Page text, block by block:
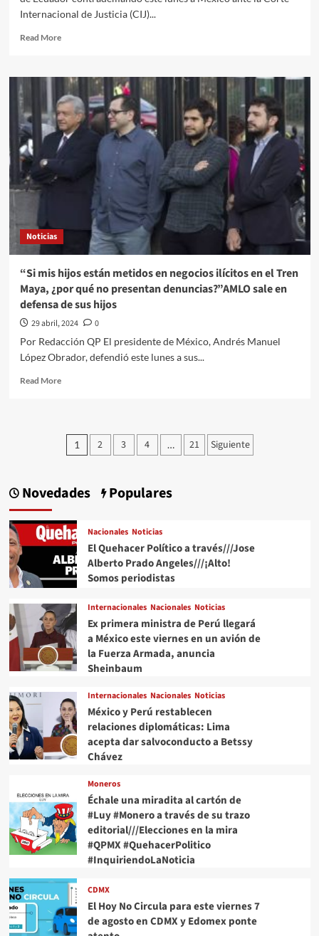
de
dice
Internacional de Justicia (CIJ)...
Read MoreRead
El
Quehacer
Político
Internacional///Carolina
Alonso
Romei///Ecuador
contrademanda
Internacional
por
otorgar
asilo
político
Jorge
Glas
Noticias
“Si mis hijos están metidos en negocios ilícitos en el Tren
Maya, ¿por qué no presentan denuncias?”AMLO sale en
defensa de sus hijos
29 abril, 2024
0
Por Redacción QP El presidente de México, Andrés Manuel
López Obrador, defendió este lunes a sus...
Read MoreRead
mis
hijos
en
negocios
en
el
Tren
Maya,
¿por
no
presentan
denuncias?”AMLO
sale
en
de
sus
hijos
Paginación
entradas
1 2 3 4 … 21 Siguiente
Novedades Populares
Nacionales Noticias
El Quehacer Político a través///Jose
Alberto Prado Angeles///¡Alto!
Somos periodistas
Internacionales Nacionales Noticias
Ex primera ministra de Perú llegará
a México este viernes en un avión de
la Fuerza Armada, anuncia
Sheinbaum
Internacionales Nacionales Noticias
México y Perú restablecen
relaciones diplomáticas: Lima
acepta dar salvoconducto a Betssy
Chávez
Moneros
Échale una miradita al cartón de
#Luy #Monero a través de su trazo
editorial///Elecciones en la mira
#QPMX #QuehacerPolitico
#InquiriendoLaNoticia
CDMX
El Hoy No Circula para este viernes 7
de agosto en CDMX y Edomex ponte